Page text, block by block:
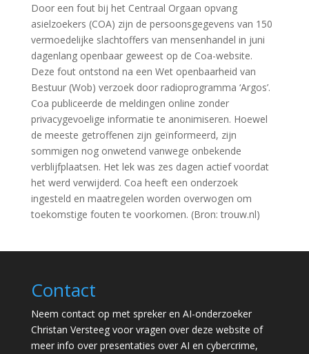
Door een fout bij het Centraal Orgaan opvang
asielzoekers (COA) zijn de persoonsgegevens van 150
vermoedelijke slachtoffers van mensenhandel in juni
dagenlang openbaar geweest op de Coa-website.
Deze fout ontstond na een Wet openbaarheid van
Bestuur (Wob) verzoek door radioprogramma ‘Argos’.
Coa publiceerde de meldingen online zonder
privacygevoelige informatie te anonimiseren. Hoewel
de meeste getroffenen zijn geïnformeerd, zijn
sommigen nog onwetend vanwege onbekende
verblijfplaatsen. Het lek was zes dagen actief voordat
het werd verwijderd. Coa heeft een onderzoek
ingesteld en maatregelen worden overwogen om
toekomstige fouten te voorkomen. (Bron: trouw.nl)
Contact
Neem contact op met spreker en AI-onderzoeker
Christan Versteeg voor vragen over deze website of
meer info over presentaties over AI en cybercrime,